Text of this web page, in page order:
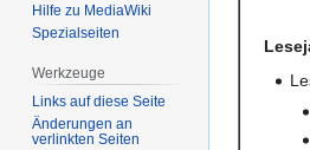
Hilfe zu MediaWiki
Spezialseiten
Werkzeuge
Links auf diese Seite
Änderungen an
verlinkten Seiten